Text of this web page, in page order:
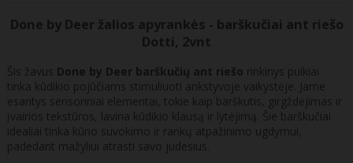
Done by Deer žalios apyrankės - barškučiai ant riešo
Dotti, 2vnt
Šis žavus Done by Deer barškučių ant riešo rinkinys puikiai
tinka kūdikio pojūčiams stimuliuoti ankstyvoje vaikystėje. Jame
esantys sensoriniai elementai, tokie kaip barškutis, girgždėjimas ir
įvairios tekstūros, lavina kūdikio klausą ir lytėjimą. Šie barškučiai
idealiai tinka kūno suvokimo ir rankų atpažinimo ugdymui,
padedant mažyliui atrasti savo judesius.